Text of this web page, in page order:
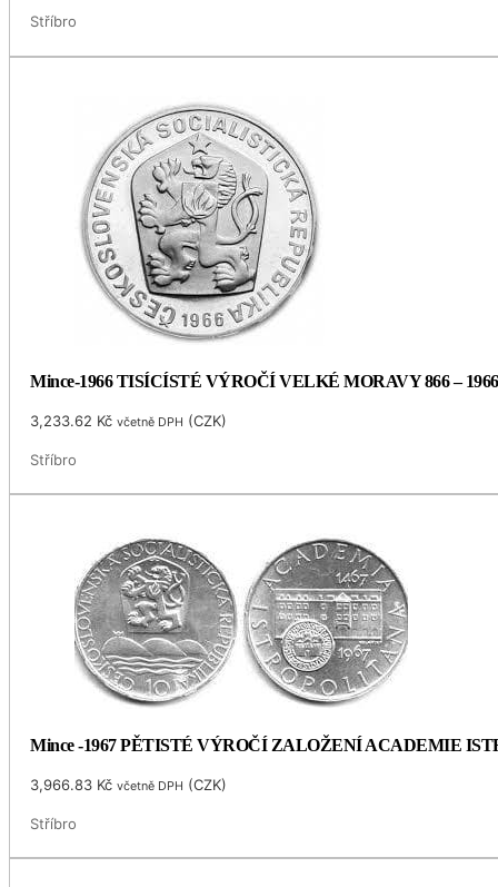
Stříbro
Mince-1966 TISÍCÍSTÉ VÝROČÍ VELKÉ MORAVY 866 – 1966
3,233.62 Kč včetně DPH (CZK)
Stříbro
Mince -1967 PĚTISTÉ VÝROČÍ ZALOŽENÍ ACADEMIE
3,966.83 Kč včetně DPH (CZK)
Stříbro